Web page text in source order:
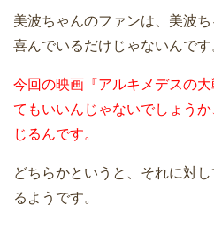
美波ちゃんのファンは、美波
喜んでいるだけじゃないんです
今回の映画『アルキメデスの
てもいいんじゃないでしょう
じるんです。
どちらかというと、それに対
るようです。